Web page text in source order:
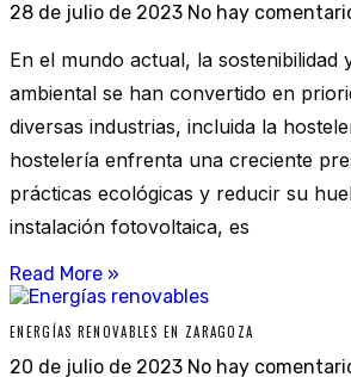
28 de julio de 2023 No hay
En el mundo actual, la sostenibilidad
ambiental se han convertido en
diversas industrias, incluida la
hostelería enfrenta una creciente
prácticas ecológicas y reducir su
instalación fotovoltaica, es
Read More »
ENERGÍAS RENOVABLES EN ZARAGOZA
20 de julio de 2023 No hay